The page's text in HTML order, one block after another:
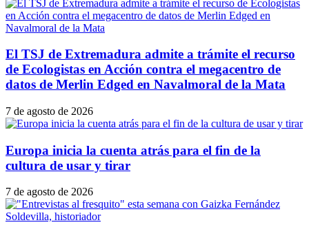
El TSJ de Extremadura admite a trámite el recurso
de Ecologistas en Acción contra el megacentro de
datos de Merlin Edged en Navalmoral de la Mata
7 de agosto de 2026
Europa inicia la cuenta atrás para el fin de la
cultura de usar y tirar
7 de agosto de 2026